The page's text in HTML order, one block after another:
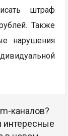
штраф
Также
нарушения
каналов?